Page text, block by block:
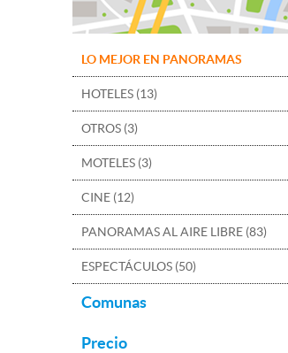
LO MEJOR EN PANORAMAS
HOTELES (13)
OTROS (3)
MOTELES (3)
CINE (12)
PANORAMAS AL AIRE LIBRE (83)
ESPECTÁCULOS (50)
Comunas
Precio